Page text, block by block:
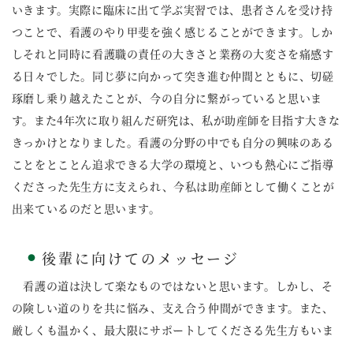
いきます。実際に臨床に出て学ぶ実習では、患者さんを受け持
つことで、看護のやり甲斐を強く感じることができます。しか
しそれと同時に看護職の責任の大きさと業務の大変さを痛感す
る日々でした。同じ夢に向かって突き進む仲間とともに、切磋
琢磨し乗り越えたことが、今の自分に繋がっていると思いま
す。また4年次に取り組んだ研究は、私が助産師を目指す大きな
きっかけとなりました。看護の分野の中でも自分の興味のある
ことをとことん追求できる大学の環境と、いつも熱心にご指導
くださった先生方に支えられ、今私は助産師として働くことが
出来ているのだと思います。
● 後輩に向けてのメッセージ
看護の道は決して楽なものではないと思います。しかし、そ
の険しい道のりを共に悩み、支え合う仲間ができます。また、
厳しくも温かく、最大限にサポートしてくださる先生方もいま